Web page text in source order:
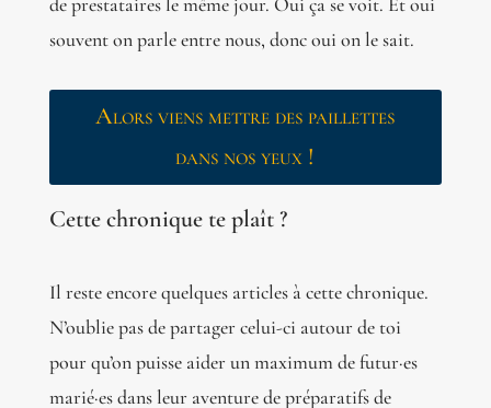
souvent on parle entre nous, donc oui on le sait.
Alors viens mettre des paillettes
dans nos yeux !
Cette chronique te plaît ?
Il reste encore quelques articles à cette chronique.
N’oublie pas de partager celui-ci autour de toi
pour qu’on puisse aider un maximum de futur·es
marié·es dans leur aventure de préparatifs de